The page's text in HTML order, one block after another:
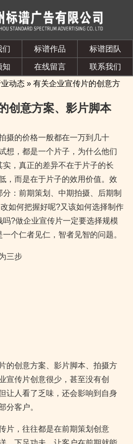
们 标谱作品 标谱团队
知 在线留言
联系我们
动态 » 有关企业宣传片的创意方
创意方案、影片脚本
的价格一般都在一万到几十
想，都是一个片子，为什么他们
，真正的差异不在于片子的长
，而是在于片子的效用价值。效
：前期策划、中期拍摄、后期制
如何把握好呢?又该如何选择制作
?做企业宣传片一定要选择规模
个仁者见仁，智者见智的问题。
三步
创意方案、影片脚本、拍摄方
宣传片创意很少，甚至没有创
让人看了乏味，还会影响到自身
分客户。
，往往都是在前期策划创意